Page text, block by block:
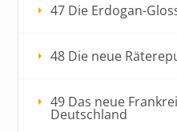
47 Die Erdogan-
48 Die neue
49 Das neue
Deutschland